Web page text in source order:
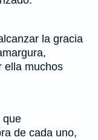
la gracia
ella muchos
que
de cada uno,